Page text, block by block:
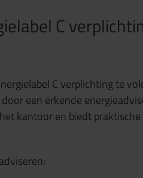
C
C verplichting te
een erkende
kantoor en biedt